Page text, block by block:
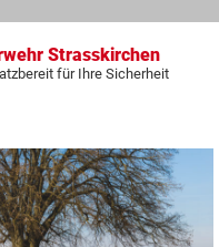
Strasskirchen
für Ihre Sicherheit